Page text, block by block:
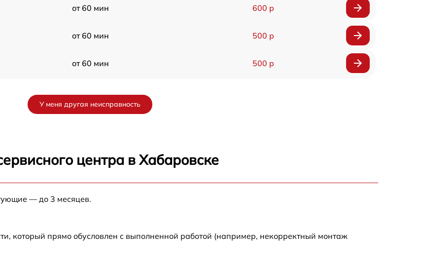
от 60 мин 600 р
от 60 мин 500 р
от 60 мин 500 р
от 60 мин
У меня другая неисправность
центра в Хабаровске
— до 3 месяцев.
который прямо обусловлен с выполненной работой (например, некорректный монтаж